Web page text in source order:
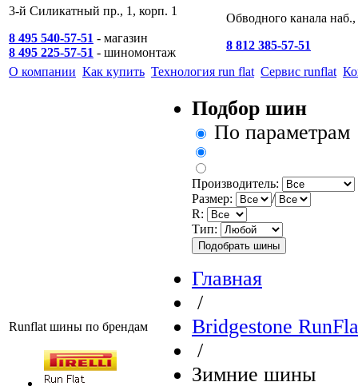
3-й Силикатный пр., 1, корп. 1
8 495 540-57-51 - магазин
8 495 225-57-51 - шиномонтаж
Обводного канала
8 812 385-57-51
О компании Как купить Технология run flat Сервис runflat
Runflat шины по брендам
Подбор шин
По параметрам
Производитель:
Размер:
/
R:
Тип:
Главная
/
Bridgestone
/
Зимние шины